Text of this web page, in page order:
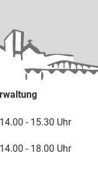
- 15.30 Uhr
- 18.00 Uhr